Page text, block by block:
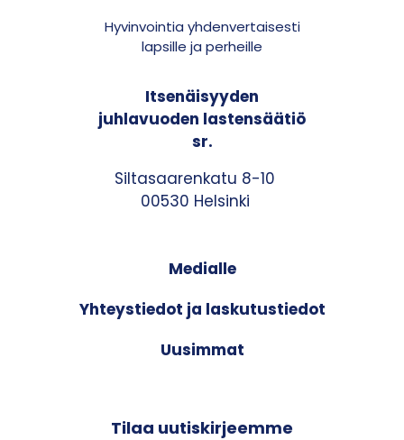
Hyvinvointia yhdenvertaisesti
lapsille ja perheille
Itsenäisyyden
juhlavuoden lastensäätiö
sr.
Siltasaarenkatu 8-10
00530 Helsinki
Medialle
Yhteystiedot ja laskutustiedot
Uusimmat
Tilaa uutiskirjeemme